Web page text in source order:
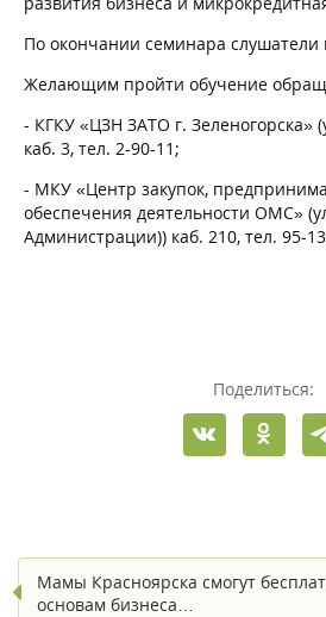
По окончании семинара слушатели
Желающим пройти обучение
- КГКУ «ЦЗН ЗАТО г. Зеленогорска»
каб. 3, тел. 2‑90‑11;
- МКУ «Центр закупок,
обеспечения деятельности ОМС»
Администрации)) каб. 210, тел. 95-
Поделиться:
Мамы Красноярска смогут
основам бизнеса…